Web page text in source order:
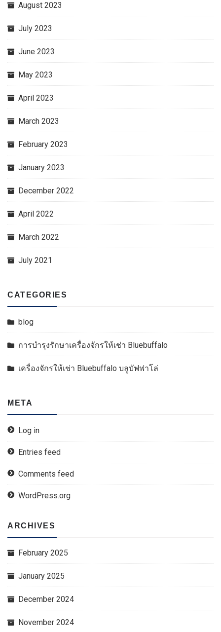
August 2023
July 2023
June 2023
May 2023
April 2023
March 2023
February 2023
January 2023
December 2022
April 2022
March 2022
July 2021
CATEGORIES
blog
การบำรุงรักษาเครื่องจักรให้เช่า Bluebuffalo
เครื่องจักรให้เช่า Bluebuffalo บลูบัฟฟาโล่
META
Log in
Entries feed
Comments feed
WordPress.org
ARCHIVES
February 2025
January 2025
December 2024
November 2024